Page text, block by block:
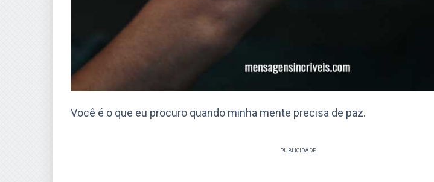
Você é o que eu procuro quando minha mente precisa de paz.
PUBLICIDADE